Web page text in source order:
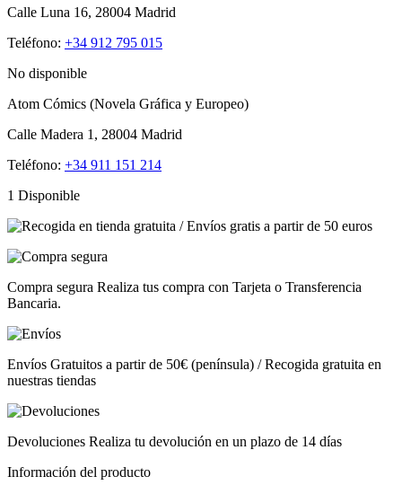
Calle Luna 16, 28004 Madrid
Teléfono: +34 912 795 015
No disponible
Atom Cómics (Novela Gráfica y Europeo)
Calle Madera 1, 28004 Madrid
Teléfono: +34 911 151 214
1 Disponible
Compra segura Realiza tus compra con Tarjeta o Transferencia
Bancaria.
Envíos Gratuitos a partir de 50€ (península) / Recogida gratuita en
nuestras tiendas
Devoluciones Realiza tu devolución en un plazo de 14 días
Información del producto